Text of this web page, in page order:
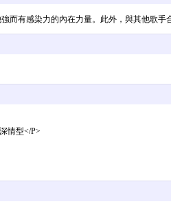
而有感染力的內在力量。此外，與其他歌手
情型</P>